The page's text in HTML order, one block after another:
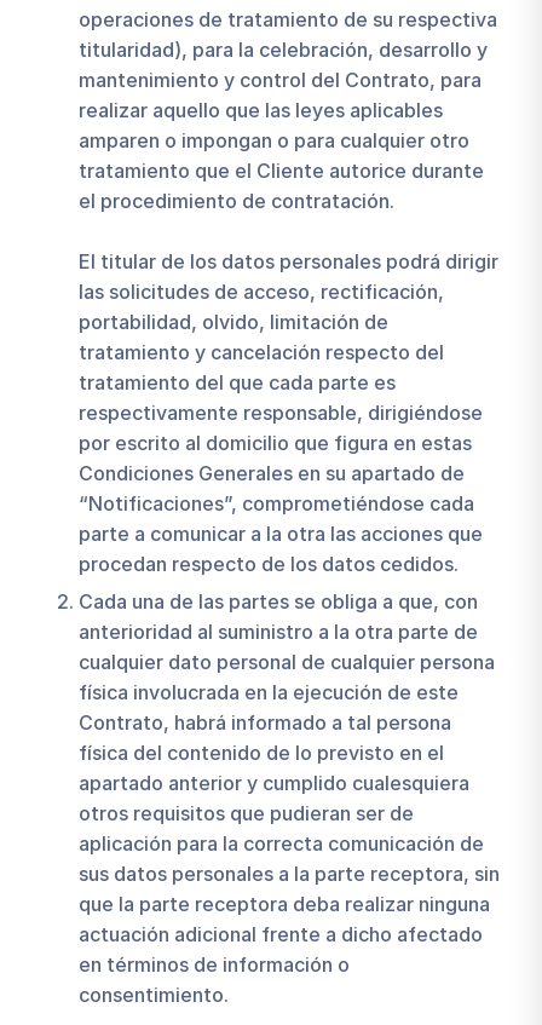
operaciones de tratamiento de su respectiva
titularidad), para la celebración, desarrollo y
mantenimiento y control del Contrato, para
realizar aquello que las leyes aplicables
amparen o impongan o para cualquier otro
tratamiento que el Cliente autorice durante
el procedimiento de contratación.
El titular de los datos personales podrá dirigir
las solicitudes de acceso, rectificación,
portabilidad, olvido, limitación de
tratamiento y cancelación respecto del
tratamiento del que cada parte es
respectivamente responsable, dirigiéndose
por escrito al domicilio que figura en estas
Condiciones Generales en su apartado de
“Notificaciones”, comprometiéndose cada
parte a comunicar a la otra las acciones que
procedan respecto de los datos cedidos.
Cada una de las partes se obliga a que, con
anterioridad al suministro a la otra parte de
cualquier dato personal de cualquier persona
física involucrada en la ejecución de este
Contrato, habrá informado a tal persona
física del contenido de lo previsto en el
apartado anterior y cumplido cualesquiera
otros requisitos que pudieran ser de
aplicación para la correcta comunicación de
sus datos personales a la parte receptora, sin
que la parte receptora deba realizar ninguna
actuación adicional frente a dicho afectado
en términos de información o
consentimiento.